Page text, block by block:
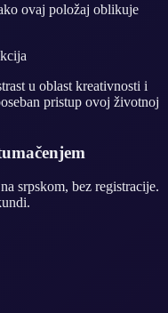
ovaj položaj oblikuje
u oblast kreativnosti i
pristup ovoj životnoj
srpskom, bez registracije.